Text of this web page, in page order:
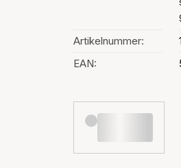
Artikelnummer:
EAN: